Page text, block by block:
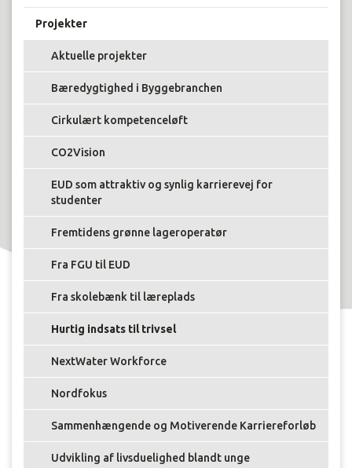
Projekter
Aktuelle projekter
Bæredygtighed i Byggebranchen
Cirkulært kompetenceløft
CO2Vision
EUD som attraktiv og synlig karrierevej for
studenter
Fremtidens grønne lageroperatør
Fra FGU til EUD
Fra skolebænk til læreplads
Hurtig indsats til trivsel
NextWater Workforce
Nordfokus
Sammenhængende og Motiverende Karriereforløb
Udvikling af livsduelighed blandt unge